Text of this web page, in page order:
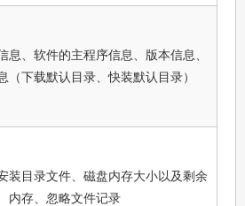
息、软件的主程序信息、版本信息、
（下载默认目录、快装默认目录）
装目录文件、磁盘内存大小以及剩余
内存、忽略文件记录